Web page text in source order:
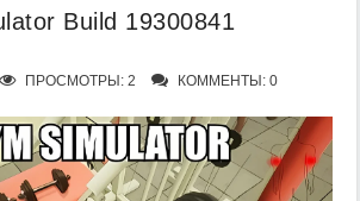
Build 19300841
ПРОСМОТРЫ: 2 КОММЕНТЫ: 0